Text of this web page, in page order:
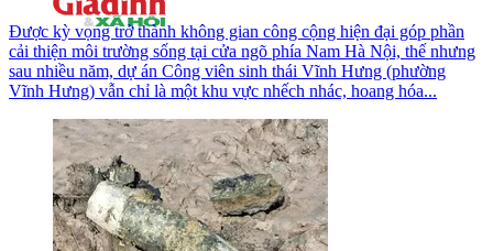
Được kỳ vọng trở thành không gian công cộng hiện đại góp phần
cải thiện môi trường sống tại cửa ngõ phía Nam Hà Nội, thế nhưng
sau nhiều năm, dự án Công viên sinh thái Vĩnh Hưng (phường
Vĩnh Hưng) vẫn chỉ là một khu vực nhếch nhác, hoang hóa...